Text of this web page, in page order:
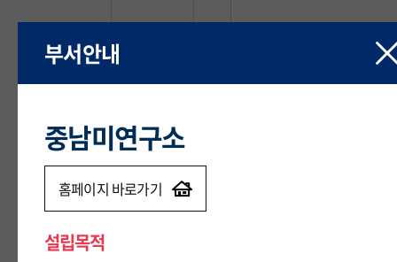
창업보육센터
부서안내
중남미연구소
홈페이지 바로가기
설립목적
부서안내
중남미연구소
홈페이지 바로가기
설립목적